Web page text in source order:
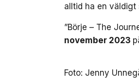
alltid ha en
”Börje – The
november 2023
Foto: Jenny